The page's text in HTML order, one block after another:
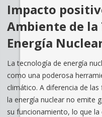
Impacto
Ambiente de la
Energía
La tecnología de energía
como una poderosa
climático. A diferencia de
la energía nuclear no emite
su funcionamiento, lo que